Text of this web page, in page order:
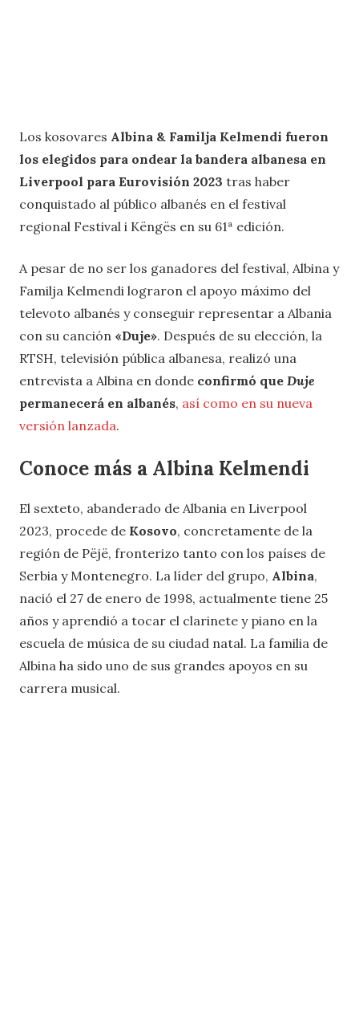
Los kosovares Albina & Familja Kelmendi fueron
los elegidos para ondear la bandera albanesa en
Liverpool para Eurovisión 2023 tras haber
conquistado al público albanés en el festival
regional Festival i Këngës en su 61ª edición.
A pesar de no ser los ganadores del festival, Albina y
Familja Kelmendi lograron el apoyo máximo del
televoto albanés y conseguir representar a Albania
con su canción «Duje». Después de su elección, la
RTSH, televisión pública albanesa, realizó una
entrevista a Albina en donde confirmó que Duje
permanecerá en albanés, así como en su nueva
versión lanzada.
Conoce más a Albina Kelmendi
El sexteto, abanderado de Albania en Liverpool
2023, procede de Kosovo, concretamente de la
región de Pëjë, fronterizo tanto con los países de
Serbia y Montenegro. La líder del grupo, Albina,
nació el 27 de enero de 1998, actualmente tiene 25
años y aprendió a tocar el clarinete y piano en la
escuela de música de su ciudad natal. La familia de
Albina ha sido uno de sus grandes apoyos en su
carrera musical.